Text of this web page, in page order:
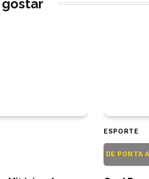
ESPORTE
DE PONTA